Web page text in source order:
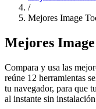
/
Mejores Image
Mejores
Compara y usa las
reúne 12 herramientas
tu navegador, para que
al instante sin